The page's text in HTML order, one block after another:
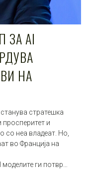
ЗА AI
НА
стратешка
и
со неа владеат. Но,
во Франција на
ги потвр…